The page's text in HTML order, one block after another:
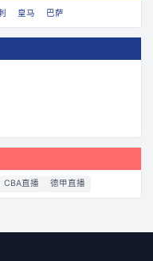
皇马 巴萨
CBA直播 德甲直播